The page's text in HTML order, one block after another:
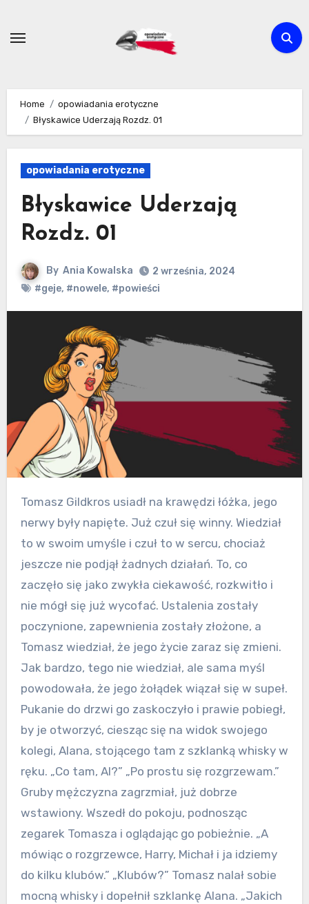
content
Home
opowiadania erotyczne
Błyskawice Uderzają Rozdz. 01
opowiadania erotyczne
Błyskawice Uderzają
Rozdz. 01
By Ania Kowalska
2 września, 2024
#geje, #nowele, #powieści
Tomasz Gildkros usiadł na krawędzi łóżka, jego
nerwy były napięte. Już czuł się winny. Wiedział
to w swoim umyśle i czuł to w sercu, chociaż
jeszcze nie podjął żadnych działań. To, co
zaczęło się jako zwykła ciekawość, rozkwitło i
nie mógł się już wycofać. Ustalenia zostały
poczynione, zapewnienia zostały złożone, a
Tomasz wiedział, że jego życie zaraz się zmieni.
Jak bardzo, tego nie wiedział, ale sama myśl
powodowała, że jego żołądek wiązał się w supeł.
Pukanie do drzwi go zaskoczyło i prawie pobiegł,
by je otworzyć, ciesząc się na widok swojego
kolegi, Alana, stojącego tam z szklanką whisky w
ręku. „Co tam, Al?” „Po prostu się rozgrzewam.”
Gruby mężczyzna zagrzmiał, już dobrze
wstawiony. Wszedł do pokoju, podnosząc
zegarek Tomasza i oglądając go pobieżnie. „A
mówiąc o rozgrzewce, Harry, Michał i ja idziemy
do kilku klubów.” „Klubów?” Tomasz nalał sobie
mocną whisky i dopełnił szklankę Alana. „Jakich